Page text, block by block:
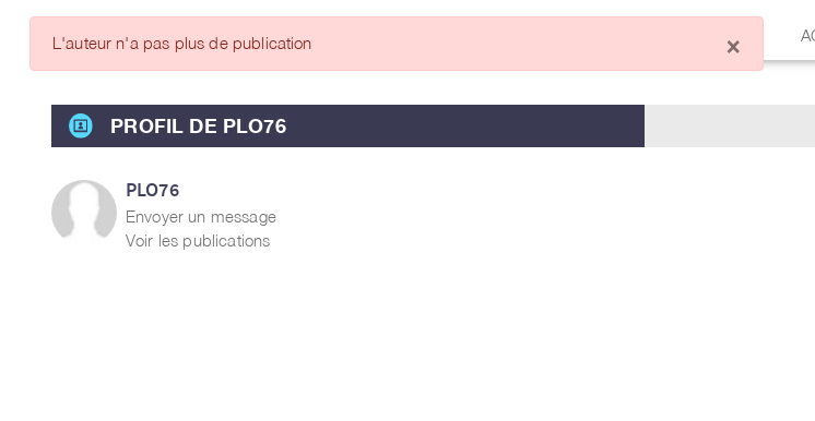
ARTICLES DES MEMBRES
PROFIL DE PLO76
PLO76
Envoyer un message
Voir les publications
L'auteur n'a pas plus de publication ×